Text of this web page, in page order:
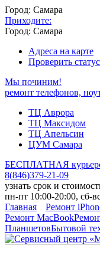
Город: Самара
Приходите:
Город: Самара
Адреса на карте
Проверить
Мы починим!
ремонт телефонов,
ТЦ Аврора
ТЦ Максидом
ТЦ Апельсин
ЦУМ Самара
БЕСПЛАТНАЯ
8(846)379-21-09
узнать срок и
пн-пт 10:00-20:00, сб-
Главная
Ремонт
Ремонт MacBook
ПланшетовБытовой